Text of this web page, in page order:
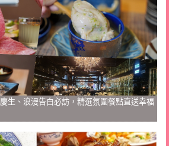
生、浪漫告白必訪，精選氛圍餐點直送幸福